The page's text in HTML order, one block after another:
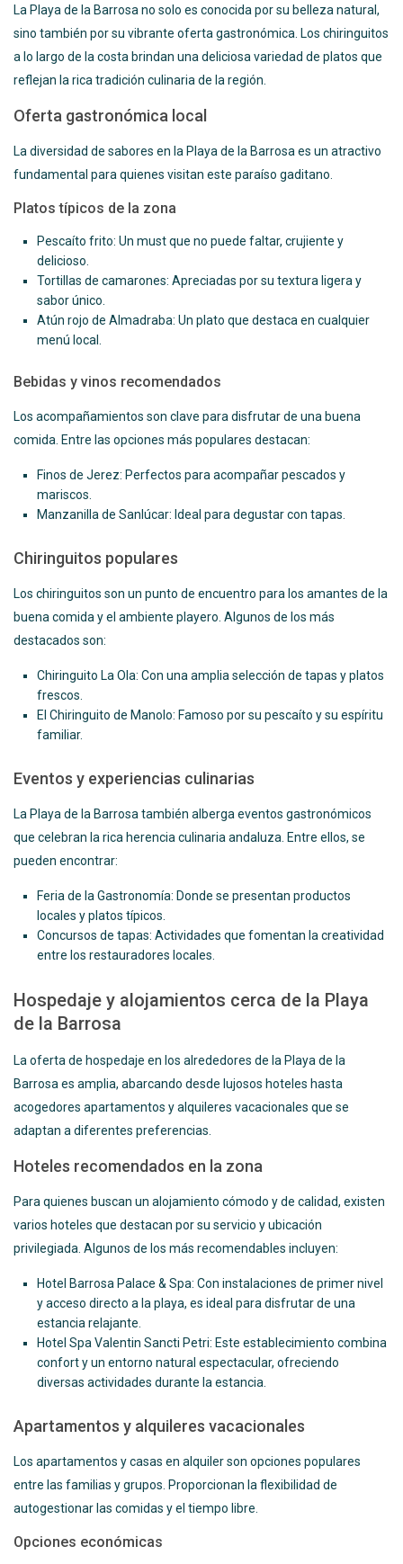
La Playa de la Barrosa no solo es conocida por su belleza natural,
sino también por su vibrante oferta gastronómica. Los chiringuitos
a lo largo de la costa brindan una deliciosa variedad de platos que
reflejan la rica tradición culinaria de la región.
Oferta gastronómica local
La diversidad de sabores en la Playa de la Barrosa es un atractivo
fundamental para quienes visitan este paraíso gaditano.
Platos típicos de la zona
Pescaíto frito: Un must que no puede faltar, crujiente y
delicioso.
Tortillas de camarones: Apreciadas por su textura ligera y
sabor único.
Atún rojo de Almadraba: Un plato que destaca en cualquier
menú local.
Bebidas y vinos recomendados
Los acompañamientos son clave para disfrutar de una buena
comida. Entre las opciones más populares destacan:
Finos de Jerez: Perfectos para acompañar pescados y
mariscos.
Manzanilla de Sanlúcar: Ideal para degustar con tapas.
Chiringuitos populares
Los chiringuitos son un punto de encuentro para los amantes de la
buena comida y el ambiente playero. Algunos de los más
destacados son:
Chiringuito La Ola: Con una amplia selección de tapas y platos
frescos.
El Chiringuito de Manolo: Famoso por su pescaíto y su espíritu
familiar.
Eventos y experiencias culinarias
La Playa de la Barrosa también alberga eventos gastronómicos
que celebran la rica herencia culinaria andaluza. Entre ellos, se
pueden encontrar:
Feria de la Gastronomía: Donde se presentan productos
locales y platos típicos.
Concursos de tapas: Actividades que fomentan la creatividad
entre los restauradores locales.
Hospedaje y alojamientos cerca de la Playa
de la Barrosa
La oferta de hospedaje en los alrededores de la Playa de la
Barrosa es amplia, abarcando desde lujosos hoteles hasta
acogedores apartamentos y alquileres vacacionales que se
adaptan a diferentes preferencias.
Hoteles recomendados en la zona
Para quienes buscan un alojamiento cómodo y de calidad, existen
varios hoteles que destacan por su servicio y ubicación
privilegiada. Algunos de los más recomendables incluyen:
Hotel Barrosa Palace & Spa: Con instalaciones de primer nivel
y acceso directo a la playa, es ideal para disfrutar de una
estancia relajante.
Hotel Spa Valentin Sancti Petri: Este establecimiento combina
confort y un entorno natural espectacular, ofreciendo
diversas actividades durante la estancia.
Apartamentos y alquileres vacacionales
Los apartamentos y casas en alquiler son opciones populares
entre las familias y grupos. Proporcionan la flexibilidad de
autogestionar las comidas y el tiempo libre.
Opciones económicas